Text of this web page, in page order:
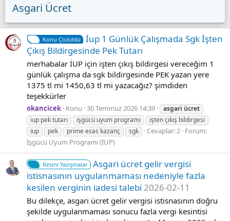
Asgari Ücret
Konu Çözüldü
İup 1 Günlük Çalışmada Sgk İşten
Çıkış Bildirgesinde Pek Tutarı
merhabalar İUP için işten çıkış bildirgesi vereceğim 1
günlük çalışma da sgk bildirgesinde PEK yazan yere
1375 tl mi 1450,63 tl mi yazacağız? şimdiden
teşekkürler
okancicek Konu 30 Temmuz 2026 14:39 asgari ücret
iup pek tutarı
i̇şgücü uyum programı
i̇şten çıkış bildirgesi
i̇up
pek prime esas kazanç sgk Cevaplar: 2 Forum:
İşgücü Uyum Programı (İUP)
Resmi Yazışmalar
Asgari ücret gelir vergisi
istisnasının uygulanmaması nedeniyle fazla
kesilen verginin iadesi talebi 2026-02-11
Bu dilekçe, asgari ücret gelir vergisi istisnasının doğru
şekilde uygulanmaması sonucu fazla vergi kesintisi